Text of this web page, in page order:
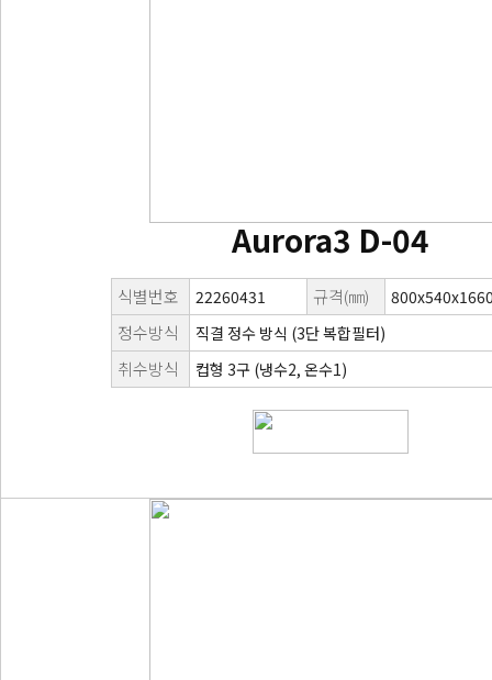
Aurora3 D-04
식별번호 22260431 규격(㎜)
정수방식 직결 정수 방식 (3단 복합필터)
취수방식 컵형 3구 (냉수2, 온수1)